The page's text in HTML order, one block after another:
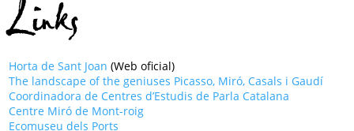
Links
Horta de Sant Joan (Web oficial)
The landscape of the geniuses Picasso, Miró, Casals i Gaudí
Coordinadora de Centres d’Estudis de Parla Catalana
Centre Miró de Mont-roig
Ecomuseu dels Ports